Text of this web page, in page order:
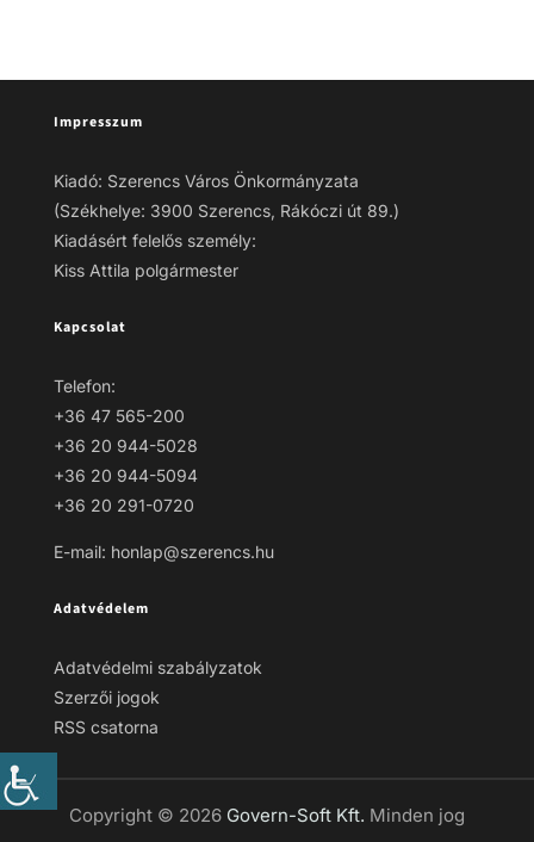
Impresszum
Kiadó: Szerencs Város Önkormányzata
(Székhelye: 3900 Szerencs, Rákóczi út 89.)
Kiadásért felelős személy:
Kiss Attila polgármester
Kapcsolat
Telefon:
+36 47 565-200
+36 20 944-5028
+36 20 944-5094
+36 20 291-0720
E-mail: honlap@szerencs.hu
Adatvédelem
Adatvédelmi szabályzatok
Szerzői jogok
RSS csatorna
Copyright © 2026 Govern-Soft Kft. Minden jog